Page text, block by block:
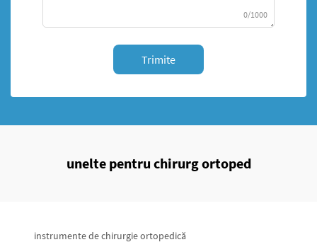
0/1000
Trimite
unelte pentru chirurg ortoped
instrumente de chirurgie ortopedică